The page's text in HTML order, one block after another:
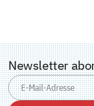
Newsletter